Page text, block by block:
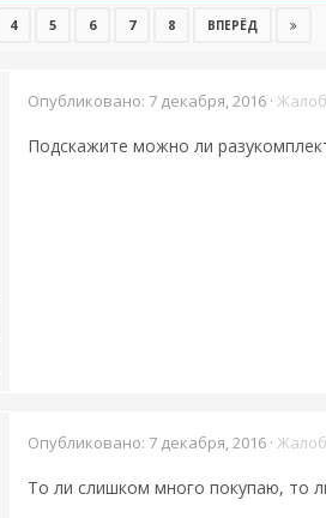
4 5 6 7 8 ВПЕРЁД
Опубликовано: 7 декабря, 2016 ·
Подскажите можно ли
Опубликовано: 7 декабря, 2016 ·
То ли слишком много покупаю, то